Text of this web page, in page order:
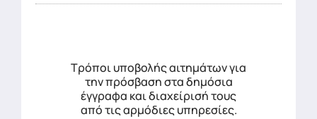
Τρόποι υποβολής αιτημάτων για
την πρόσβαση στα δημόσια
έγγραφα και διαχείρισή τους
από τις αρμόδιες υπηρεσίες.